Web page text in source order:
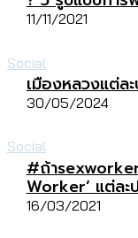
11/11/2021
Social
เมืองหลวงแต่ล
30/05/2024
Social
#ถ้า
Worker’ แต่ละ
16/03/2021